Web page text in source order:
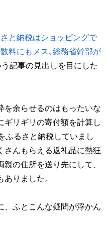
と納税はショッピングで
料にもメス､総務省幹部が
う記事の見出しを目にした
を余らせるのはもったいな
ギリギリの寄付額を計算し
ふるさと納税していまし
んもらえる返礼品に熱狂
の住所を送り先にして、
りました。
、ふとこんな疑問が浮かん